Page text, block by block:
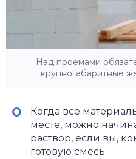
Над проемами
крупногабаритные
Когда все
месте, можно
раствор, если вы,
готовую смесь.